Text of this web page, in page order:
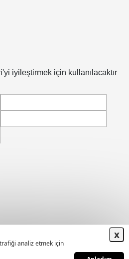
analiz etmek için
x
iyileştirmek için kullanılacaktır